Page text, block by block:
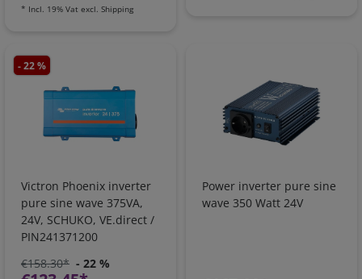
* Incl. 19% Vat excl. Shipping
- 22 %
Victron Phoenix inverter
pure sine wave 375VA,
24V, SCHUKO, VE.direct /
PIN241371200
€158.30* - 22 %
Power inverter pure sine
wave 350 Watt 24V